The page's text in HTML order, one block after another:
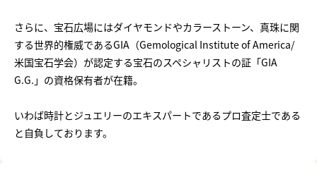
さらに、宝石広場にはダイヤモンドやカラーストーン、真珠に関
する世界的権威であるGIA（Gemological Institute of America/
米国宝石学会）が認定する宝石のスペシャリストの証「GIA
G.G.」の資格保有者が在籍。
いわば時計とジュエリーのエキスパートであるプロ査定士である
と自負しております。